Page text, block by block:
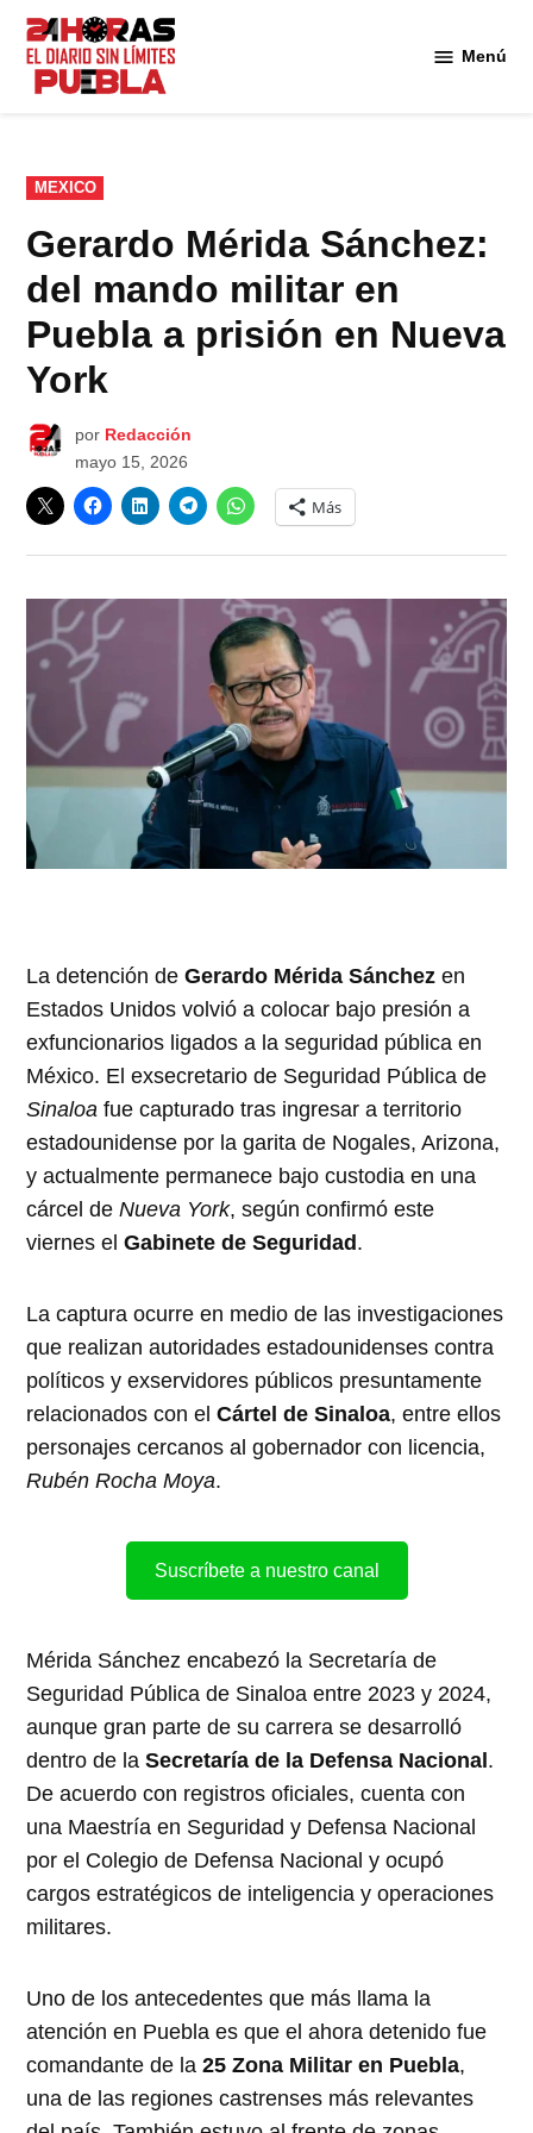
Saltar
contenido
Menú
PUBLICADO
EN
MEXICO
Gerardo Mérida Sánchez:
del mando militar en
Puebla a prisión en Nueva
York
por Redacción
mayo 15, 2026
Más
La detención deGerardo Mérida Sánchez en
Estados Unidos volvió a colocar bajo presión a
exfuncionarios ligados a la seguridad pública en
México. El exsecretario de Seguridad Pública de
Sinaloa fue capturado tras ingresar a territorio
estadounidense por la garita de Nogales, Arizona,
y actualmente permanece bajo custodia en una
cárcel deNueva York, según confirmó este
viernes elGabinete de Seguridad.
La captura ocurre en medio de las investigaciones
que realizan autoridades estadounidenses contra
políticos y exservidores públicos presuntamente
relacionados con elCártel de Sinaloa, entre ellos
personajes cercanos al gobernador con licencia,
Rubén Rocha Moya.
Suscríbete a nuestro canal
Mérida Sánchez encabezó la Secretaría de
Seguridad Pública de Sinaloa entre 2023 y 2024,
aunque gran parte de su carrera se desarrolló
dentro de laSecretaría de la Defensa Nacional.
De acuerdo con registros oficiales, cuenta con
una Maestría en Seguridad y Defensa Nacional
por el Colegio de Defensa Nacional y ocupó
cargos estratégicos de inteligencia y operaciones
militares.
Uno de los antecedentes que más llama la
atención en Puebla es que el ahora detenido fue
comandante de la25 Zona Militar en Puebla,
una de las regiones castrenses más relevantes